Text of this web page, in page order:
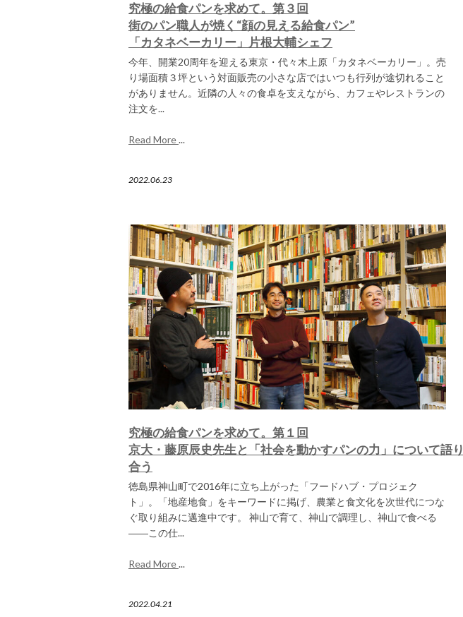
究極の給食パンを求めて。第３回
街のパン職人が焼く“顔の見える給食パン”
「カタネベーカリー」片根大輔シェフ
今年、開業20周年を迎える東京・代々木上原「カタネベーカリー」。売
り場面積３坪という対面販売の小さな店ではいつも行列が途切れること
がありません。近隣の人々の食卓を支えながら、カフェやレストランの
注文を...
Read More...
2022.06.23
究極の給食パンを求めて。第１回
京大・藤原辰史先生と「社会を動かすパンの力」について語り
合う
徳島県神山町で2016年に立ち上がった「フードハブ・プロジェク
ト」。「地産地食」をキーワードに掲げ、農業と食文化を次世代につな
ぐ取り組みに邁進中です。 神山で育て、神山で調理し、神山で食べる
――この仕...
Read More...
2022.04.21